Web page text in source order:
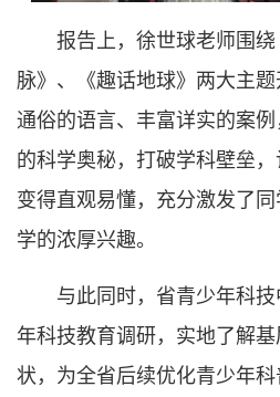
报告上，徐世球老师围
脉》、《趣话地球》两大主
通俗的语言、丰富详实的案
的科学奥秘，打破学科壁垒
变得直观易懂，充分激发了
学的浓厚兴趣。
与此同时，省青少年科
年科技教育调研，实地了解
状，为全省后续优化青少年